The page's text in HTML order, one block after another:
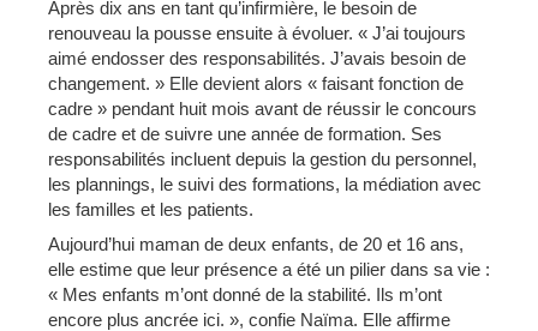
Après dix ans en tant qu’infirmière, le besoin de
renouveau la pousse ensuite à évoluer. « J’ai toujours
aimé endosser des responsabilités. J’avais besoin de
changement. » Elle devient alors « faisant fonction de
cadre » pendant huit mois avant de réussir le concours
de cadre et de suivre une année de formation. Ses
responsabilités incluent depuis la gestion du personnel,
les plannings, le suivi des formations, la médiation avec
les familles et les patients.
Aujourd’hui maman de deux enfants, de 20 et 16 ans,
elle estime que leur présence a été un pilier dans sa vie :
« Mes enfants m’ont donné de la stabilité. Ils m’ont
encore plus ancrée ici. », confie Naïma. Elle affirme